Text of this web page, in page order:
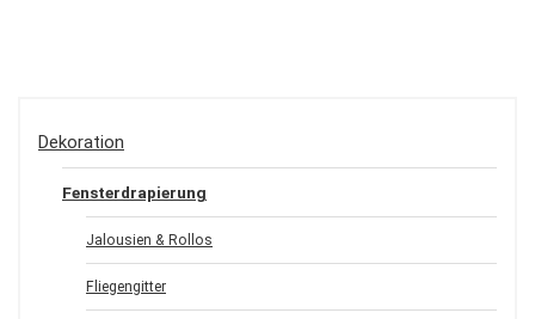
Dekoration
Fensterdrapierung
Jalousien & Rollos
Fliegengitter